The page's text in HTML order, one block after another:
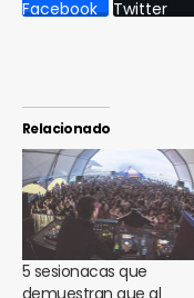
Facebook Twitter
Relacionado
5 sesionacas que
demuestran que al